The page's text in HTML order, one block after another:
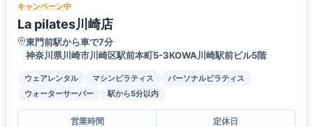
キャンペーン中
La pilates川崎店
東門前駅から車で7分
神奈川県川崎市川崎区駅前本町5-3KOWA川崎駅前ビル5階
ウェアレンタル マシンピラティス
パーソナルピラティス
ウォーターサーバー
駅から5分以内
営業時間
定休日